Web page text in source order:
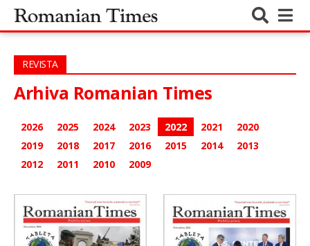
REVISTA
Arhiva Romanian Times
2026 2025 2024 2023 2022 2021
2020
2019
2018 2017 2016 2015 2014
2013
2012
2011 2010 2009